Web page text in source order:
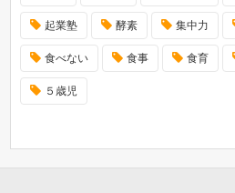
起業塾 酵素 集中力
食べない 食事 食育
５歳児